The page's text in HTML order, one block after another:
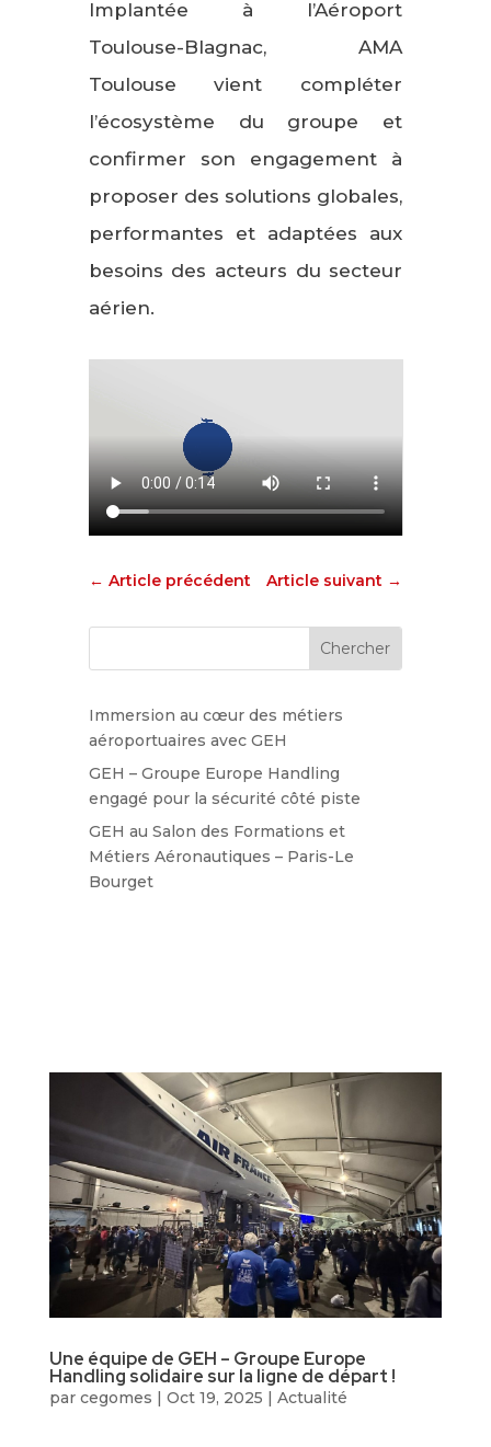
Implantée à l’Aéroport
Toulouse-Blagnac, AMA
Toulouse vient compléter
l’écosystème du groupe et
confirmer son engagement à
proposer des solutions globales,
performantes et adaptées aux
besoins des acteurs du secteur
aérien.
← Article précédent Article suivant →
Immersion au cœur des métiers
aéroportuaires avec GEH
GEH – Groupe Europe Handling
engagé pour la sécurité côté piste
GEH au Salon des Formations et
Métiers Aéronautiques – Paris-Le
Bourget
Une équipe de GEH – Groupe Europe
Handling solidaire sur la ligne de départ !
par cegomes | Oct 19, 2025 | Actualité